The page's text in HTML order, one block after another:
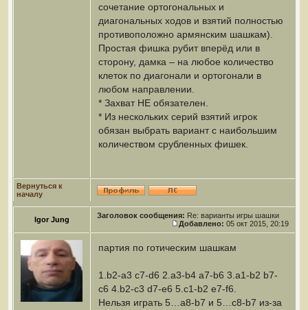
сочетание ортогональных и
диагональных ходов и взятий полностью
противоположно армянским шашкам).
Простая фишка рубит вперёд или в
сторону, дамка – на любое количество
клеток по диагонали и ортогонали в
любом направлении.
* Захват НЕ обязателен.
* Из нескольких серий взятий игрок
обязан выбрать вариант с наибольшим
количеством срубленных фишек.
Вернуться к
началу
Igor Jung Заголовок сообщения: Re: варианты игры шашки
Добавлено: 05 окт 2015, 20:19
партия по готическим шашкам
1.b2-a3 c7-d6 2.a3-b4 a7-b6 3.a1-b2 b7-
c6 4.b2-c3 d7-e6 5.c1-b2 e7-f6.
Нельзя играть 5…a8-b7 и 5…c8-b7 из-за